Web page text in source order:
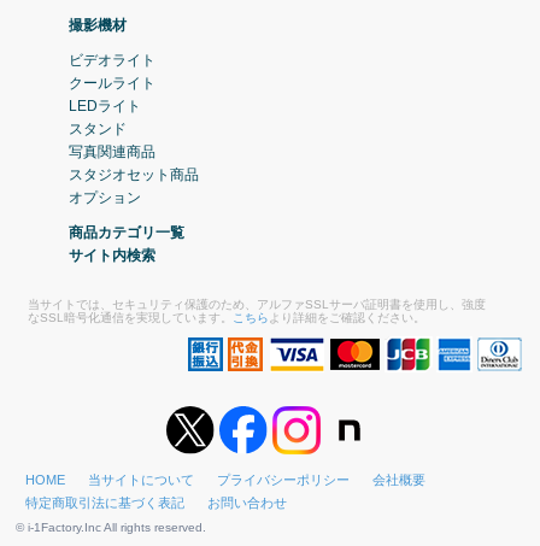
撮影機材
ビデオライト
クールライト
LEDライト
スタンド
写真関連商品
スタジオセット商品
オプション
商品カテゴリ一覧
サイト内検索
当サイトでは、セキュリティ保護のため、アルファSSLサーバ証明書を使用し、強度
なSSL暗号化通信を実現しています。
こちら より詳細をご確認ください。
HOME 当サイトについて プライバシーポリシー
会社概要
特定商取引法に基づく表記
お問い合わせ
© i-1Factory.Inc All rights reserved.